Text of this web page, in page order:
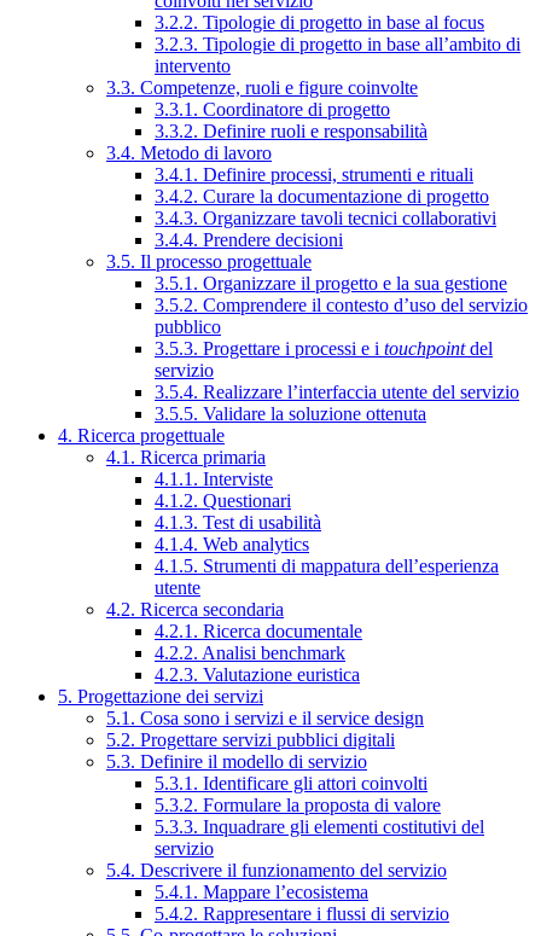
3.2.2. Tipologie di progetto in base al focus
3.2.3. Tipologie di progetto in base all’ambito di
intervento
3.3. Competenze, ruoli e figure coinvolte
3.3.1. Coordinatore di progetto
3.3.2. Definire ruoli e responsabilità
3.4. Metodo di lavoro
3.4.1. Definire processi, strumenti e rituali
3.4.2. Curare la documentazione di progetto
3.4.3. Organizzare tavoli tecnici collaborativi
3.4.4. Prendere decisioni
3.5. Il processo progettuale
3.5.1. Organizzare il progetto e la sua gestione
3.5.2. Comprendere il contesto d’uso del servizio
pubblico
3.5.3. Progettare i processi e i touchpointdel
servizio
3.5.4. Realizzare l’interfaccia utente del servizio
3.5.5. Validare la soluzione ottenuta
4. Ricerca progettuale
4.1. Ricerca primaria
4.1.1. Interviste
4.1.2. Questionari
4.1.3. Test di usabilità
4.1.4. Web analytics
4.1.5. Strumenti di mappatura dell’esperienza
utente
4.2. Ricerca secondaria
4.2.1. Ricerca documentale
4.2.2. Analisi benchmark
4.2.3. Valutazione euristica
5. Progettazione dei servizi
5.1. Cosa sono i servizi e il service design
5.2. Progettare servizi pubblici digitali
5.3. Definire il modello di servizio
5.3.1. Identificare gli attori coinvolti
5.3.2. Formulare la proposta di valore
5.3.3. Inquadrare gli elementi costitutivi del
servizio
5.4. Descrivere il funzionamento del servizio
5.4.1. Mappare l’ecosistema
5.4.2. Rappresentare i flussi di servizio